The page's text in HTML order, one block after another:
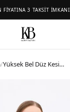
FİYATINA 3 TAKSİT İMKANI
/ Yüksek Bel Düz Kesim Krep Pantolon Lacivert